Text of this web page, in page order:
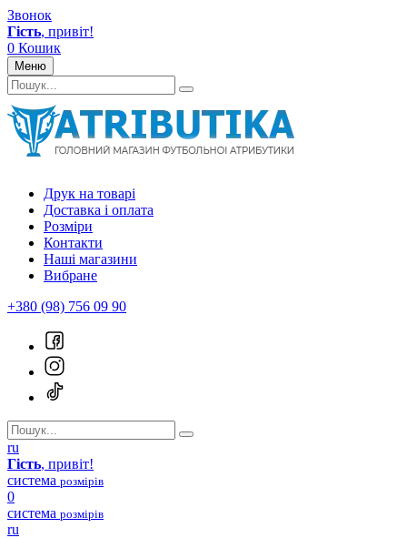
Звонок
Гість, привіт!
0 Кошик
Меню
Друк на товарі
Доставка і оплата
Розміри
Контакти
Наші магазини
Вибране
+380 (98) 756 09 90
ru
Гість, привіт!
система розмірів
0
система розмірів
ru